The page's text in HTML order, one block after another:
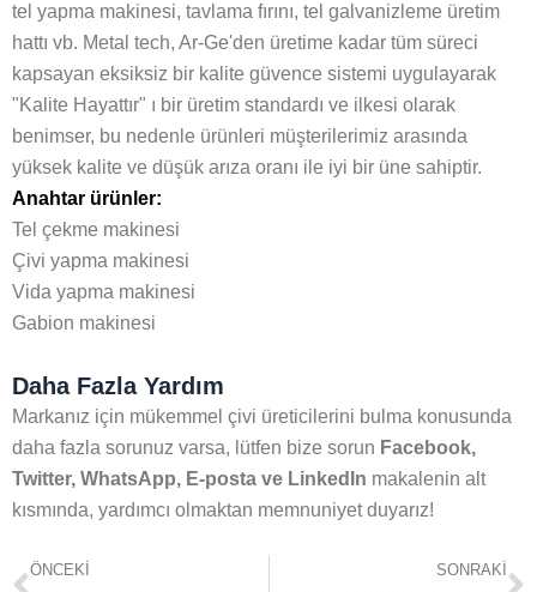
tel yapma makinesi, tavlama fırını, tel galvanizleme üretim
hattı vb. Metal tech, Ar-Ge'den üretime kadar tüm süreci
kapsayan eksiksiz bir kalite güvence sistemi uygulayarak
"Kalite Hayattır" ı bir üretim standardı ve ilkesi olarak
benimser, bu nedenle ürünleri müşterilerimiz arasında
yüksek kalite ve düşük arıza oranı ile iyi bir üne sahiptir.
Anahtar ürünler:
Tel çekme makinesi
Çivi yapma makinesi
Vida yapma makinesi
Gabion makinesi
Daha Fazla Yardım
Markanız için mükemmel çivi üreticilerini bulma konusunda
daha fazla sorunuz varsa, lütfen bize sorun Facebook,
Twitter, WhatsApp, E-posta ve LinkedIn makalenin alt
kısmında, yardımcı olmaktan memnuniyet duyarız!
Prev
ÖNCEKI SONRAKI